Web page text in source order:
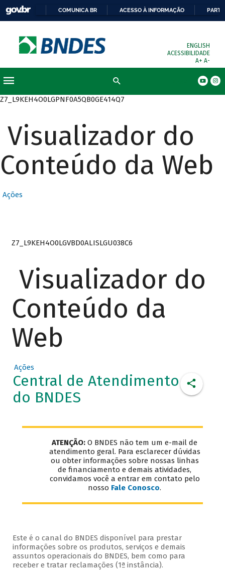
COMUNICA BR ACESSO À INFORMAÇÃO
ENGLISH
ACESSIBILIDADE
A+ A-
Z7_L9KEH4O0LGPNF0A5QB0GE414Q7
Visualizador do
Conteúdo da Web
Ações
Z7_L9KEH4O0LGVBD0ALISLGU038C6
Visualizador do
Conteúdo da
Web
Ações
Central de Atendimento
do BNDES
ATENÇÃO: O BNDES não tem um e-mail de
atendimento geral. Para esclarecer dúvidas
ou obter informações sobre nossas linhas
de financiamento e demais atividades,
convidamos você a entrar em contato pelo
nosso Fale Conosco.
Este é o canal do BNDES disponível para prestar
informações sobre os produtos, serviços e demais
assuntos operacionais do BNDES, bem como para
receber e tratar reclamações (1ª instância).